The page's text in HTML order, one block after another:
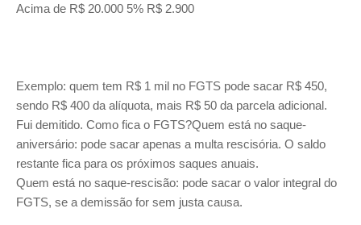
Acima de R$ 20.000 5% R$ 2.900
Exemplo: quem tem R$ 1 mil no FGTS pode sacar R$ 450,
sendo R$ 400 da alíquota, mais R$ 50 da parcela adicional.
Fui demitido. Como fica o FGTS?Quem está no saque-
aniversário: pode sacar apenas a multa rescisória. O saldo
restante fica para os próximos saques anuais.
Quem está no saque-rescisão: pode sacar o valor integral do
FGTS, se a demissão for sem justa causa.